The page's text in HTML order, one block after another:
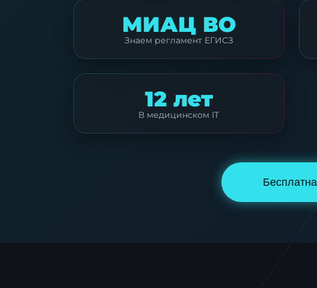
МИАЦ ВО
Знаем регламент ЕГИСЗ
12 лет
В медицинском IT